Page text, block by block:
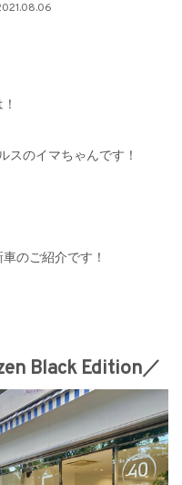
スのイマちゃんです！
のご紹介です！
Black Edition／